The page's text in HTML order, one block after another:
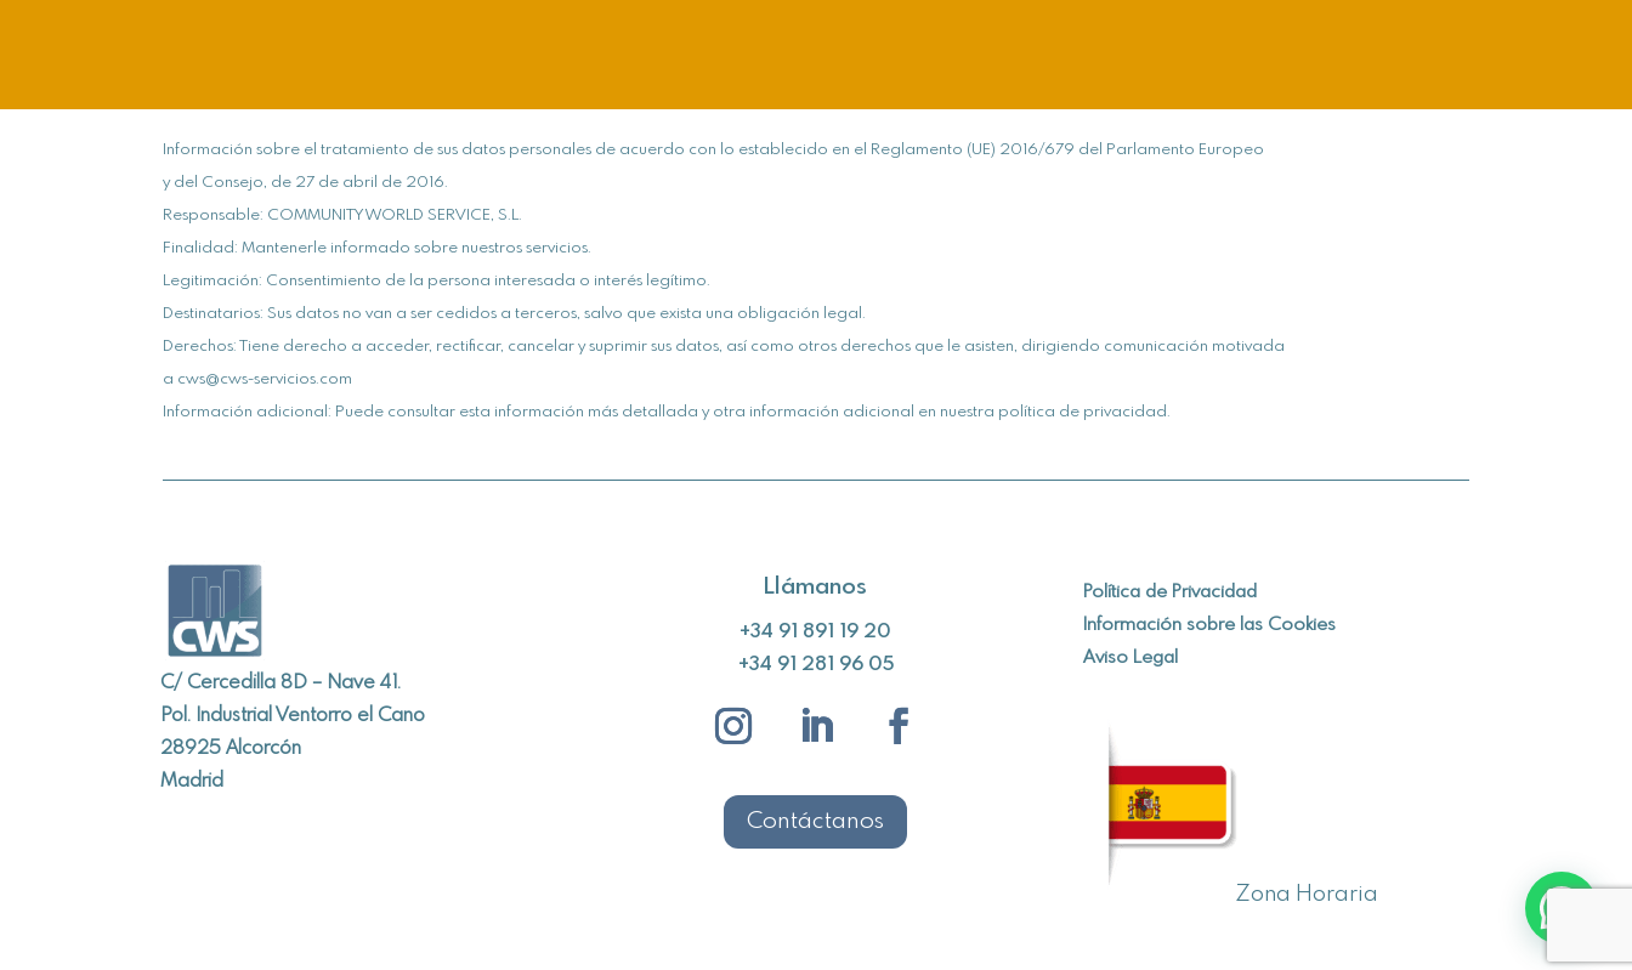
Información sobre el tratamiento de sus datos personales de acuerdo con lo establecido en el Reglamento (UE) 2016/679 del Parlamento Europeo
y del Consejo, de 27 de abril de 2016.
Responsable: COMMUNITY WORLD SERVICE, S.L.
Finalidad: Mantenerle informado sobre nuestros servicios.
Legitimación: Consentimiento de la persona interesada o interés legítimo.
Destinatarios: Sus datos no van a ser cedidos a terceros, salvo que exista una obligación legal.
Derechos: Tiene derecho a acceder, rectificar, cancelar y suprimir sus datos, así como otros derechos que le asisten, dirigiendo comunicación motivada
a cws@cws-servicios.com
Información adicional: Puede consultar esta información más detallada y otra información adicional en nuestra política de privacidad.
C/ Cercedilla 8D – Nave 41.
Pol. Industrial Ventorro el Cano
28925 Alcorcón
Madrid
Llámanos
+34 91 891 19 20
+34 91 281 96 05
Contáctanos
Política de Privacidad
Información sobre las Cookies
Aviso Legal
Zona Horaria